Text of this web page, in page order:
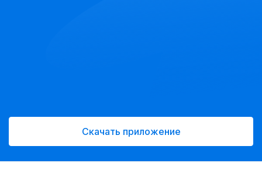
Скачать приложение